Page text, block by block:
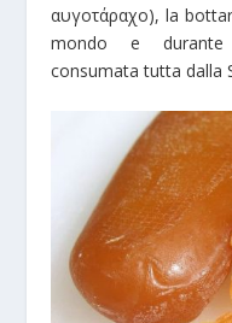
αυγοτάραχο), la
mondo e durante
consumata tutta dalla